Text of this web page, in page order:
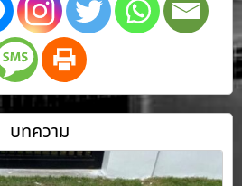
บทความ